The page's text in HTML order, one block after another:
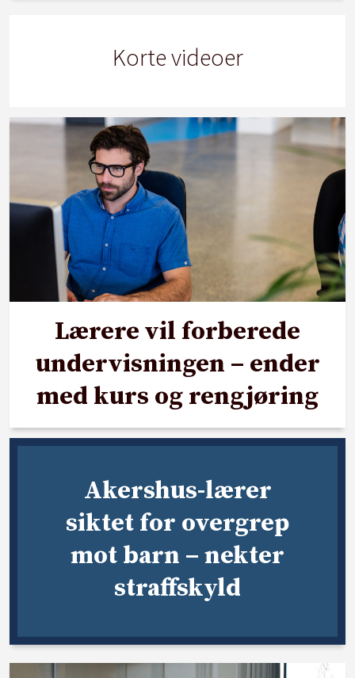
Korte videoer
Lærere vil forberede
undervisningen – ender
med kurs og rengjøring
Akershus-lærer
siktet for overgrep
mot barn – nekter
straffskyld